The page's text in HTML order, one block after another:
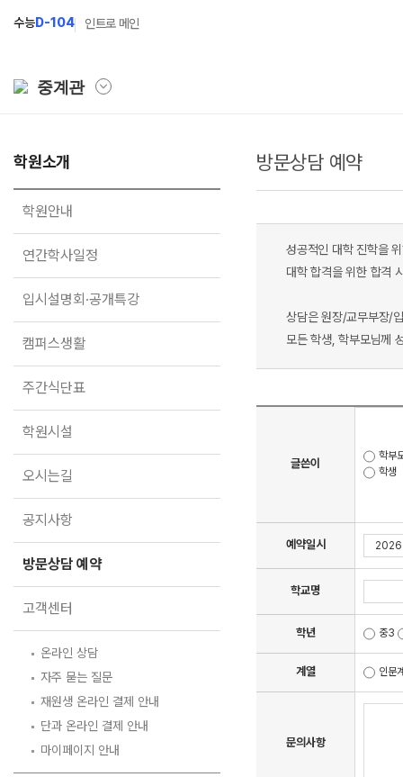
수능D-104 인트로 메인
중계관
학원소개
학원안내
연간학사일정
캠퍼스생활
주간식단표
학원시설
오시는길
공지사항
방문상담 예약
고객센터
온라인 상담
자주 묻는 질문
마이페이지 안내
N Class
2027 N수 정규반
2027 지역의사제 특별반
학원소개
학원안내
연간학사일정
입시설명회·공개특강
캠퍼스생활
주간식단표
학원시설
오시는길
공지사항
방문상담 예약
고객센터
온라인 상담
자주 묻는 질문
재원생 온라인 결제 안내
단과 온라인 결제 안내
마이페이지 안내
방문상담 예약
성공적인 대학 진학을
대학 합격을 위한 합격
상담은 원장/교무부장/
모든 학생, 학부모님께
글쓴이
학부
학생
예약일시
학교명
학년 중3
계열 인문
문의사항